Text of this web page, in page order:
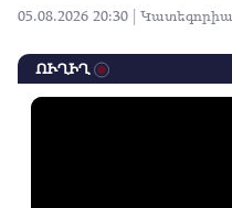
05.08.2026 20:30 | Կատեգորիա
ՈՒՂԻՂ